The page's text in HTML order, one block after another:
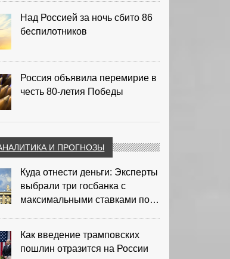
Над Россией за ночь сбито 86
беспилотников
Россия объявила перемирие в
честь 80-летия Победы
И ПРОГНОЗЫ
Куда отнести деньги: Эксперты
выбрали три госбанка с
максимальными ставками по
Как введение трамповских
пошлин отразится на России